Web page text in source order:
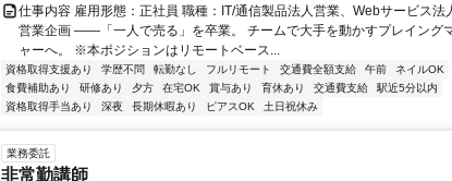
仕事内容 雇用形態：正社員 職種：IT/通信製品法人営業、Webサービス法
営業企画 ――「一人で売る」を卒業。 チームで大手を動かすプレイング
ャーへ。 ※本ポジションはリモートベース...
資格取得支援あり 学歴不問 転勤なし フルリモート 交通費全額支給 午前
ネイルOK
食費補助あり
研修あり 夕方 在宅OK 賞与あり 育休あり 交通費支給
駅近5分以内
資格取得手当あり
深夜 長期休暇あり ピアスOK 土日祝休み
業務委託
非常勤講師